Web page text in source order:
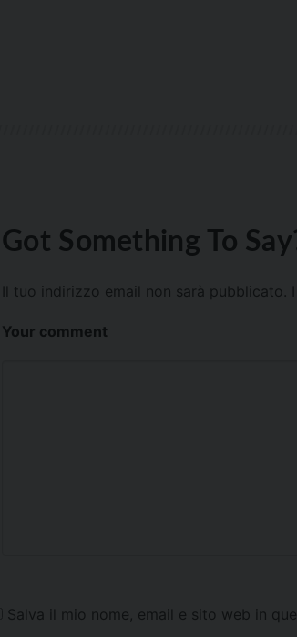
Got Something To
Il tuo indirizzo email non sarà pubblicato.
Your comment
Salva il mio nome, email e sito web in